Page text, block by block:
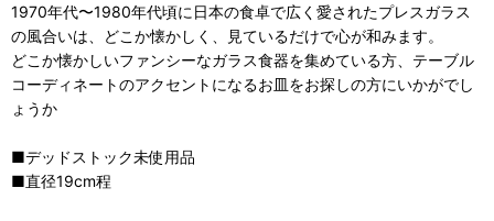
1970年代〜1980年代頃に日本の食卓で広く愛されたプレスガラス
の風合いは、どこか懐かしく、見ているだけで心が和みます。
どこか懐かしいファンシーなガラス食器を集めている方、テーブル
コーディネートのアクセントになるお皿をお探しの方にいかがでし
ょうか
■デッドストック未使用品
■直径19cm程